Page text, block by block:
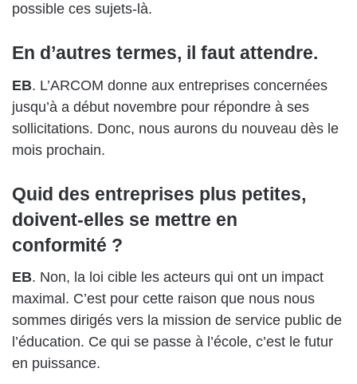
possible ces sujets-là.
En d’autres termes, il faut attendre.
EB. L’ARCOM donne aux entreprises concernées
jusqu’à a début novembre pour répondre à ses
sollicitations. Donc, nous aurons du nouveau dès le
mois prochain.
Quid des entreprises plus petites,
doivent-elles se mettre en
conformité ?
EB. Non, la loi cible les acteurs qui ont un impact
maximal. C’est pour cette raison que nous nous
sommes dirigés vers la mission de service public de
l’éducation. Ce qui se passe à l’école, c’est le futur
en puissance.